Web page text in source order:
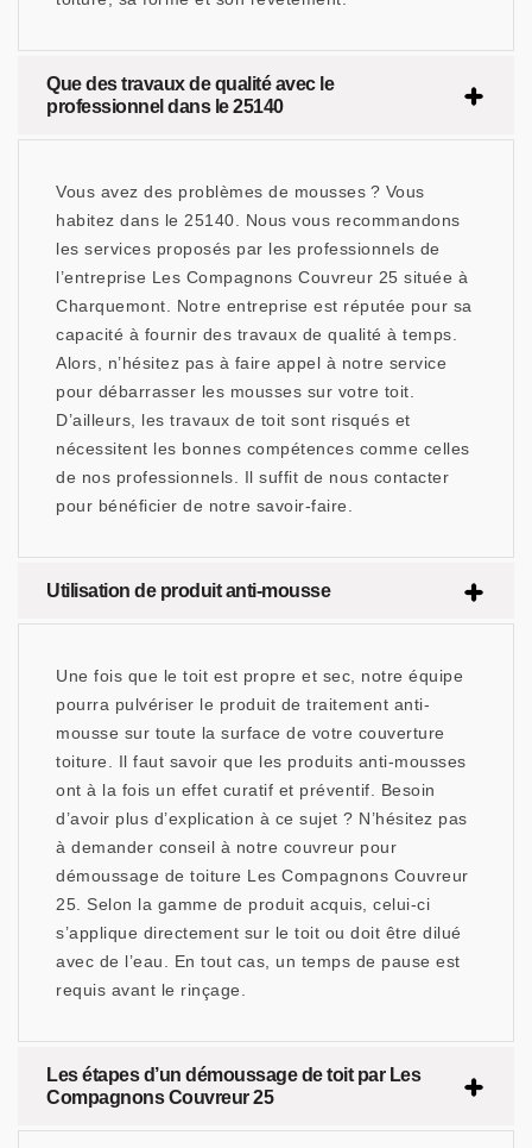
Que des travaux de qualité avec le
professionnel dans le 25140
Vous avez des problèmes de mousses ? Vous
habitez dans le 25140. Nous vous recommandons
les services proposés par les professionnels de
l’entreprise Les Compagnons Couvreur 25 située à
Charquemont. Notre entreprise est réputée pour sa
capacité à fournir des travaux de qualité à temps.
Alors, n’hésitez pas à faire appel à notre service
pour débarrasser les mousses sur votre toit.
D’ailleurs, les travaux de toit sont risqués et
nécessitent les bonnes compétences comme celles
de nos professionnels. Il suffit de nous contacter
pour bénéficier de notre savoir-faire.
Utilisation de produit anti-mousse
Une fois que le toit est propre et sec, notre équipe
pourra pulvériser le produit de traitement anti-
mousse sur toute la surface de votre couverture
toiture. Il faut savoir que les produits anti-mousses
ont à la fois un effet curatif et préventif. Besoin
d’avoir plus d’explication à ce sujet ? N’hésitez pas
à demander conseil à notre couvreur pour
démoussage de toiture Les Compagnons Couvreur
25. Selon la gamme de produit acquis, celui-ci
s’applique directement sur le toit ou doit être dilué
avec de l’eau. En tout cas, un temps de pause est
requis avant le rinçage.
Les étapes d’un démoussage de toit par Les
Compagnons Couvreur 25